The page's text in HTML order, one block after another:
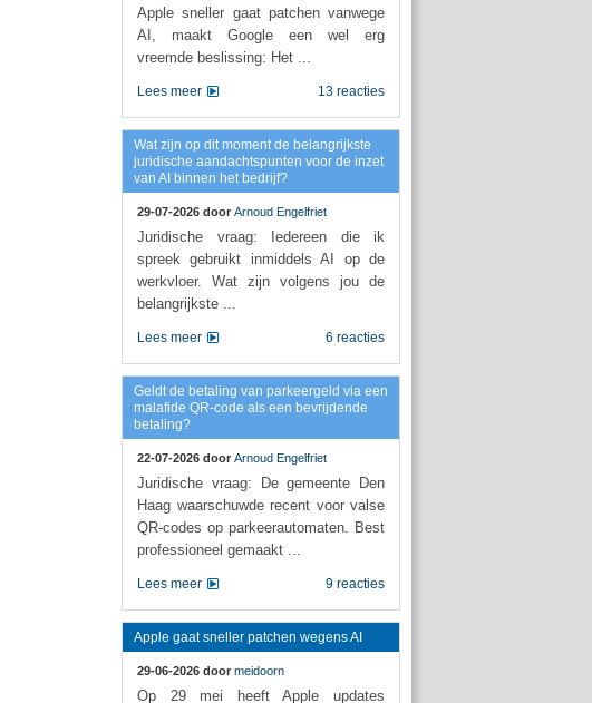
Apple sneller gaat patchen vanwege
AI, maakt Google een wel erg
vreemde beslissing: Het ...
13 reacties
Lees meer
Wat zijn op dit moment de belangrijkste
juridische aandachtspunten voor de inzet
van AI binnen het bedrijf?
29-07-2026 door Arnoud Engelfriet
Juridische vraag: Iedereen die ik
spreek gebruikt inmiddels AI op de
werkvloer. Wat zijn volgens jou de
belangrijkste ...
6 reacties
Lees meer
Geldt de betaling van parkeergeld via een
malafide QR-code als een bevrijdende
betaling?
22-07-2026 door Arnoud Engelfriet
Juridische vraag: De gemeente Den
Haag waarschuwde recent voor valse
QR-codes op parkeerautomaten. Best
professioneel gemaakt ...
9 reacties
Lees meer
Apple gaat sneller patchen wegens AI
29-06-2026 door meidoorn
Op 29 mei heeft Apple updates